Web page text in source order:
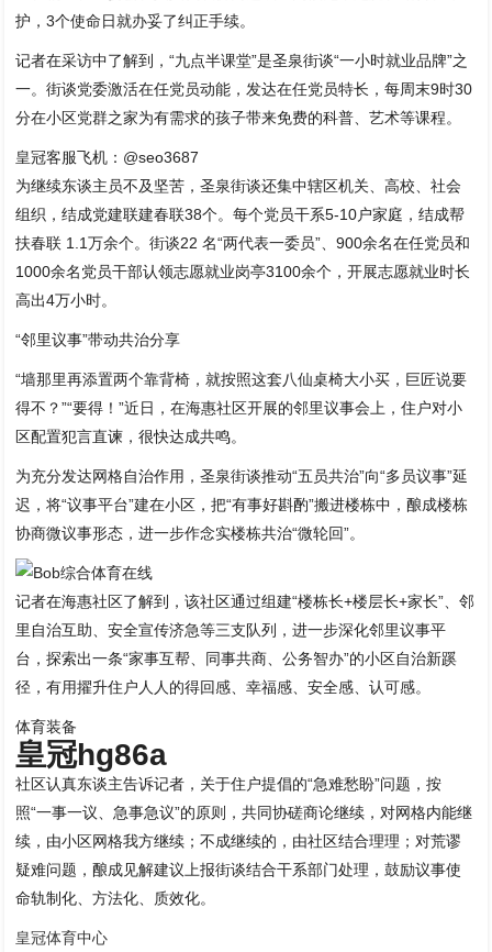
护，3个使命日就办妥了纠正手续。
记者在采访中了解到，“九点半课堂”是圣泉街谈“一小时就业品牌”之
一。街谈党委激活在任党员动能，发达在任党员特长，每周末9时30
分在小区党群之家为有需求的孩子带来免费的科普、艺术等课程。
皇冠客服飞机：@seo3687
为继续东谈主员不及坚苦，圣泉街谈还集中辖区机关、高校、社会
组织，结成党建联建春联38个。每个党员干系5-10户家庭，结成帮
扶春联 1.1万余个。街谈22 名“两代表一委员”、900余名在任党员和
1000余名党员干部认领志愿就业岗亭3100余个，开展志愿就业时长
高出4万小时。
“邻里议事”带动共治分享
“墙那里再添置两个靠背椅，就按照这套八仙桌椅大小买，巨匠说要
得不？”“要得！”近日，在海惠社区开展的邻里议事会上，住户对小
区配置犯言直谏，很快达成共鸣。
为充分发达网格自治作用，圣泉街谈推动“五员共治”向“多员议事”延
迟，将“议事平台”建在小区，把“有事好斟酌”搬进楼栋中，酿成楼栋
协商微议事形态，进一步作念实楼栋共治“微轮回”。
记者在海惠社区了解到，该社区通过组建“楼栋长+楼层长+家长”、邻
里自治互助、安全宣传济急等三支队列，进一步深化邻里议事平
台，探索出一条“家事互帮、同事共商、公务智办”的小区自治新蹊
径，有用擢升住户人人的得回感、幸福感、安全感、认可感。
体育装备
皇冠hg86a
社区认真东谈主告诉记者，关于住户提倡的“急难愁盼”问题，按
照“一事一议、急事急议”的原则，共同协磋商论继续，对网格内能继
续，由小区网格我方继续；不成继续的，由社区结合理理；对荒谬
疑难问题，酿成见解建议上报街谈结合干系部门处理，鼓励议事使
命轨制化、方法化、质效化。
皇冠体育中心